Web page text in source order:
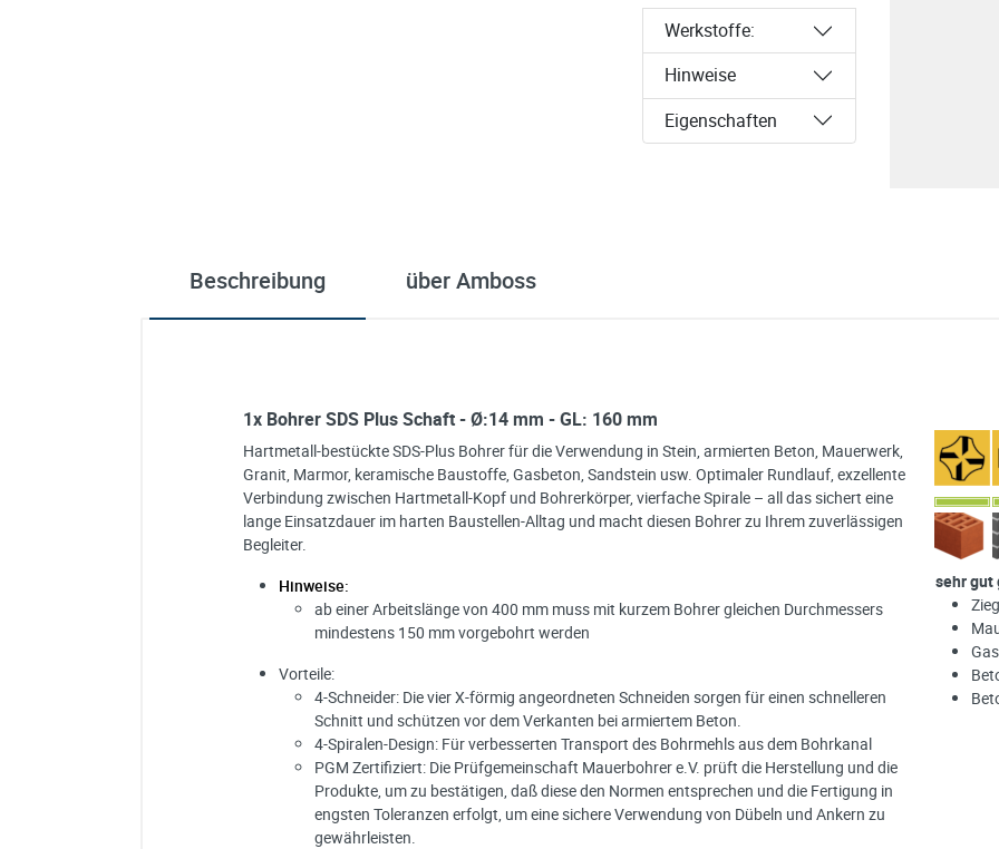
Werkstoffe:
Hinweise
Eigenschaften
Beschreibung über Amboss
1x Bohrer SDS Plus Schaft - Ø:14 mm - GL: 160 mm
Hartmetall-bestückte SDS-Plus Bohrer für die Verwendung in Stein, armierten Beton, Mauerwerk,
Granit, Marmor, keramische Baustoffe, Gasbeton, Sandstein usw. Optimaler Rundlauf, exzellente
Verbindung zwischen Hartmetall-Kopf und Bohrerkörper, vierfache Spirale – all das sichert eine
lange Einsatzdauer im harten Baustellen-Alltag und macht diesen Bohrer zu Ihrem zuverlässigen
Begleiter.
Hinweise:
ab einer Arbeitslänge von 400 mm muss mit kurzem Bohrer gleichen Durchmessers
mindestens 150 mm vorgebohrt werden
Vorteile:
4-Schneider: Die vier X-förmig angeordneten Schneiden sorgen für einen schnelleren
Schnitt und schützen vor dem Verkanten bei armiertem Beton.
4-Spiralen-Design: Für verbesserten Transport des Bohrmehls aus dem Bohrkanal
PGM Zertifiziert: Die Prüfgemeinschaft Mauerbohrer e.V. prüft die Herstellung und die
Produkte, um zu bestätigen, daß diese den Normen entsprechen und die Fertigung in
engsten Toleranzen erfolgt, um eine sichere Verwendung von Dübeln und Ankern zu
gewährleisten.
sehr gut